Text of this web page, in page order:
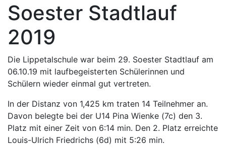
Soester Stadtlauf
2019
Die Lippetalschule war beim 29. Soester Stadtlauf am
06.10.19 mit laufbegeisterten Schülerinnen und
Schülern wieder einmal gut vertreten.
In der Distanz von 1,425 km traten 14 Teilnehmer an.
Davon belegte bei der U14 Pina Wienke (7c) den 3.
Platz mit einer Zeit von 6:14 min. Den 2. Platz erreichte
Louis-Ulrich Friedrichs (6d) mit 5:26 min.